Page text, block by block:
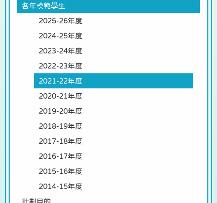
各年模範學生
2025-26年度
2024-25年度
2023-24年度
2022-23年度
2021-22年度
2020-21年度
2019-20年度
2018-19年度
2017-18年度
2016-17年度
2015-16年度
2014-15年度
計劃目的